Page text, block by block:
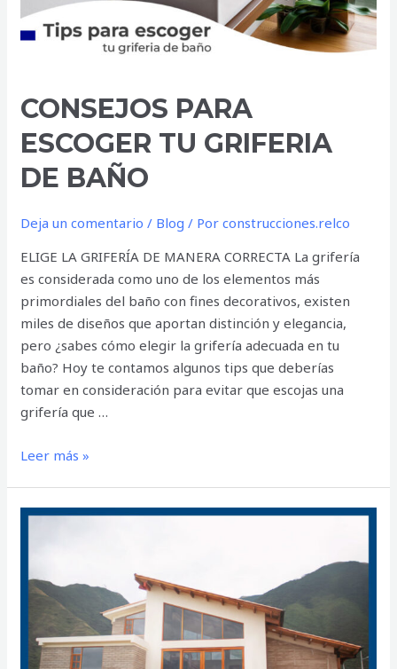
CONSEJOS PARA
ESCOGER TU GRIFERIA
DE BAÑO
Deja un comentario / Blog / Porconstrucciones.relco
ELIGE LA GRIFERÍA DE MANERA CORRECTA La grifería
es considerada como uno de los elementos más
primordiales del baño con fines decorativos, existen
miles de diseños que aportan distinción y elegancia,
pero ¿sabes cómo elegir la grifería adecuada en tu
baño? Hoy te contamos algunos tips que deberías
tomar en consideración para evitar que escojas una
grifería que …
Leer más »
LA
SUSTENTABLE